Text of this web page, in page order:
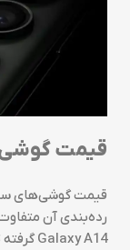
قیمت
قیمت گوشی‌های
رده‌بندی آن